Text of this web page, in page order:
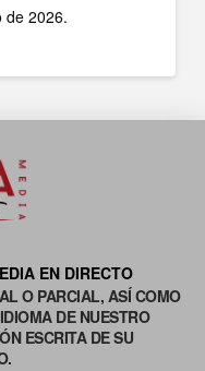
de 2026.
EN DIRECTO
O PARCIAL, ASÍ COMO
DE NUESTRO
ESCRITA DE SU